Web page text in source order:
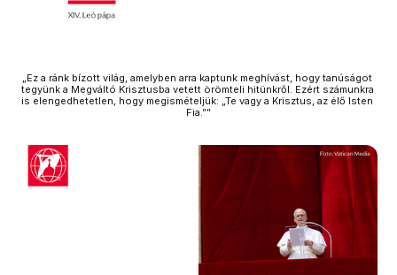
„Ez a ránk bízott világ, amelyben arra kaptunk meghívást, hogy tanúságot
tegyünk a Megváltó Krisztusba vetett örömteli hitünkről. Ezért számunkra
is elengedhetetlen, hogy megismételjük: „Te vagy a Krisztus, az élő Isten
Fia.””